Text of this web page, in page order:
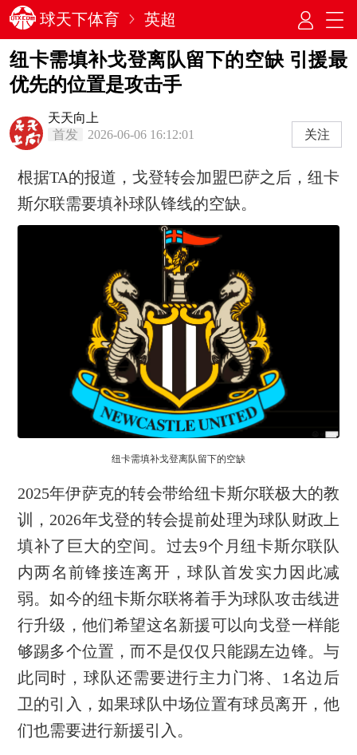
球天下体育 英超
纽卡需填补戈登离队留下的空缺 引援最
优先的位置是攻击手
天天向上
首发
2026-06-06 16:12:01 关注
根据TA的报道，戈登转会加盟巴萨之后，纽卡
斯尔联需要填补球队锋线的空缺。
纽卡需填补戈登离队留下的空缺
2025年伊萨克的转会带给纽卡斯尔联极大的教
训，2026年戈登的转会提前处理为球队财政上
填补了巨大的空间。过去9个月纽卡斯尔联队
内两名前锋接连离开，球队首发实力因此减
弱。如今的纽卡斯尔联将着手为球队攻击线进
行升级，他们希望这名新援可以向戈登一样能
够踢多个位置，而不是仅仅只能踢左边锋。与
此同时，球队还需要进行主力门将、1名边后
卫的引入，如果球队中场位置有球员离开，他
们也需要进行新援引入。